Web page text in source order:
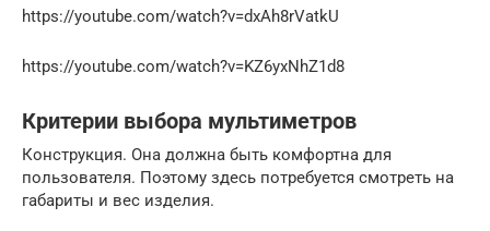
https://youtube.com/watch?v=dxAh8rVatkU
https://youtube.com/watch?v=KZ6yxNhZ1d8
Критерии выбора мультиметров
Конструкция. Она должна быть комфортна для
пользователя. Поэтому здесь потребуется смотреть на
габариты и вес изделия.